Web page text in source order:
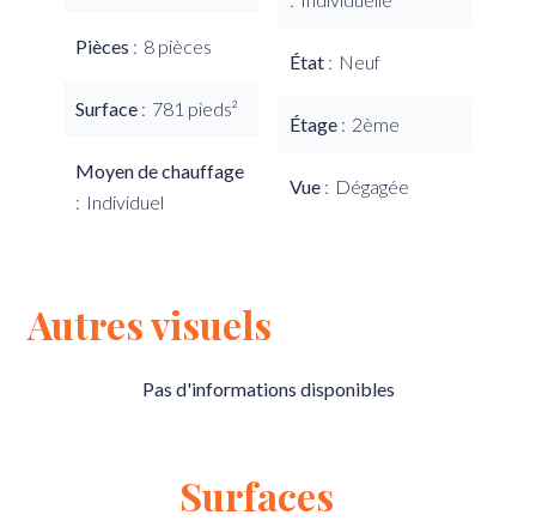
Pièces 8 pièces
Surface 781 pieds²
Moyen de chauffage
Individuel
État Neuf
Étage 2ème
Vue Dégagée
Autres visuels
Pas d'informations disponibles
Surfaces